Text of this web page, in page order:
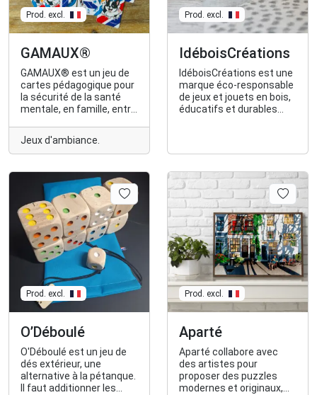
Prod. excl.
GAMAUX®
GAMAUX® est un jeu de
cartes pédagogique pour
la sécurité de la santé
mentale, en famille, entre
de santé, de 1 à 6 joueurs,
de 3 à 120 ans. Le jeu est
une invitation au dialogue.
Jeux d'ambiance.
Prod. excl.
IdéboisCréations
IdéboisCréations est une
marque éco-responsable
de jeux et jouets en bois,
éducatifs et durables
l’Ain et le bois est issu
d’une scierie familiale
isèroise.
Prod. excl.
O’Déboulé
O'Déboulé est un jeu de
dés extérieur, une
alternative à la pétanque.
Il faut additionner les
Prod. excl.
Aparté
Aparté collabore avec
des artistes pour
proposer des puzzles
modernes et originaux,